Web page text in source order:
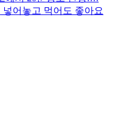
어놓고 먹어도 좋아요